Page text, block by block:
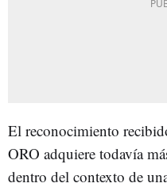
El reconocimiento
ORO adquiere todavía
dentro del contexto de